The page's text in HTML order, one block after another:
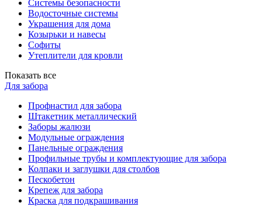
Системы безопасности
Водосточные системы
Украшения для дома
Козырьки и навесы
Софиты
Утеплители для кровли
Показать все
Для забора
Профнастил для забора
Штакетник металлический
Заборы жалюзи
Модульные ограждения
Панельные ограждения
Профильные трубы и комплектующие для забора
Колпаки и заглушки для столбов
Пескобетон
Крепеж для забора
Краска для подкрашивания